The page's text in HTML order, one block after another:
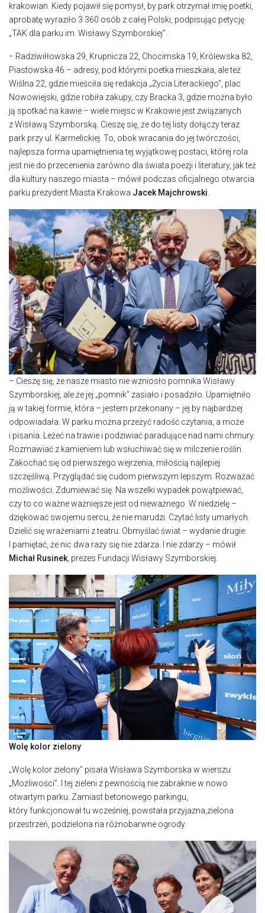
krakowian. Kiedy pojawił się pomysł, by park otrzymał imię poetki,
aprobatę wyraziło 3 360 osób z całej Polski, podpisując petycję
„TAK dla parku im. Wisławy Szymborskiej”.
− Radziwiłłowska 29, Krupnicza 22, Chocimska 19, Królewska 82,
Piastowska 46 – adresy, pod którymi poetka mieszkała, ale też
Wiślna 22, gdzie mieściła się redakcja „Życia Literackiego”, plac
Nowowiejski, gdzie robiła zakupy, czy Bracka 3, gdzie można było
ją spotkać na kawie – wiele miejsc w Krakowie jest związanych
z Wisławą Szymborską. Cieszę się, że do tej listy dołączy teraz
park przy ul. Karmelickiej. To, obok wracania do jej twórczości,
najlepsza forma upamiętnienia tej wyjątkowej postaci, której rola
jest nie do przecenienia zarówno dla świata poezji i literatury, jak też
dla kultury naszego miasta – mówił podczas oficjalnego otwarcia
parku prezydent Miasta Krakowa Jacek Majchrowski
– Cieszę się, że nasze miasto nie wzniosło pomnika Wisławy
Szymborskiej, ale że jej „pomnik” zasiało i posadziło. Upamiętniło
ją w takiej formie, która – jestem przekonany – jej by najbardziej
odpowiadała. W parku można przeżyć radość czytania, a może
i pisania. Leżeć na trawie i podziwiać paradujące nad nami chmury.
Rozmawiać z kamieniem lub wsłuchiwać się w milczenie roślin.
Zakochać się od pierwszego wejrzenia, miłością najlepiej
szczęśliwą. Przyglądać się cudom pierwszym lepszym. Rozważać
możliwości. Zdumiewać się. Na wszelki wypadek powątpiewać,
czy to co ważne ważniejsze jest od nieważnego. W niedzielę –
dziękować swojemu sercu, że nie marudzi. Czytać listy umarłych.
Dzielić się wrażeniami z teatru. Obmyślać świat – wydanie drugie.
I pamiętać, że nic dwa razy się nie zdarza. I nie zdarzy – mówił
Michał Rusinek , prezes Fundacji Wisławy Szymborskiej.
Wolę kolor zielony
„Wolę kolor zielony” pisała Wisława Szymborska w wierszu
„Możliwości”. I tej zieleni z pewnością nie zabraknie w nowo
otwartym parku. Zamiast betonowego parkingu,
który funkcjonował tu wcześniej, powstała przyjazna,zielona
przestrzeń, podzielona na różnobarwne ogrody.